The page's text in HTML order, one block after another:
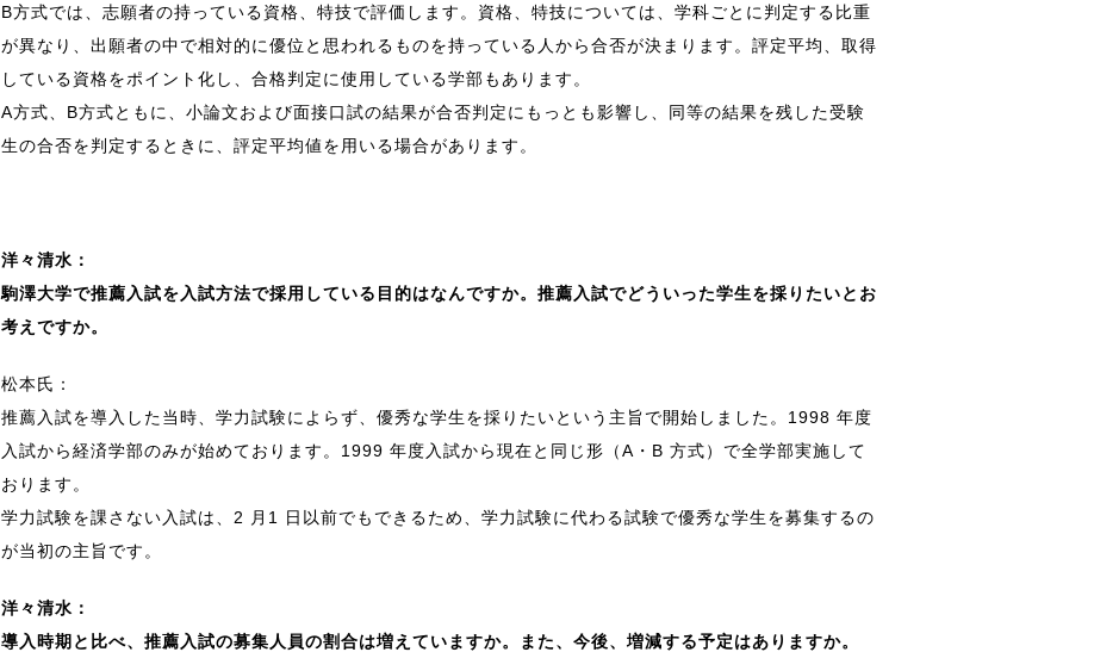
B方式では、志願者の持っている資格、特技で評価します。資格、特技については、学科ごとに判定する比重
が異なり、出願者の中で相対的に優位と思われるものを持っている人から合否が決まります。評定平均、取得
している資格をポイント化し、合格判定に使用している学部もあります。
A方式、B方式ともに、小論文および面接口試の結果が合否判定にもっとも影響し、同等の結果を残した受験
生の合否を判定するときに、評定平均値を用いる場合があります。
洋々清水：
駒澤大学で推薦入試を入試方法で採用している目的はなんですか。推薦入試でどういった学生を採りたいとお
考えですか。
松本氏：
推薦入試を導入した当時、学力試験によらず、優秀な学生を採りたいという主旨で開始しました。1998 年度
入試から経済学部のみが始めております。1999 年度入試から現在と同じ形（A・B 方式）で全学部実施して
おります。
学力試験を課さない入試は、2 月1 日以前でもできるため、学力試験に代わる試験で優秀な学生を募集するの
が当初の主旨です。
洋々清水：
導入時期と比べ、推薦入試の募集人員の割合は増えていますか。また、今後、増減する予定はありますか。